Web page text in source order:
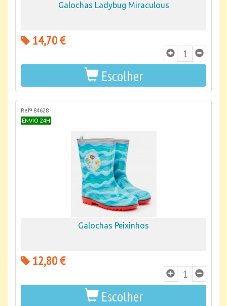
Galochas Ladybug Miraculous
14,70 €
Escolher
Refª 84628
ENVIO 24H
Galochas Peixinhos
12,80 €
Escolher